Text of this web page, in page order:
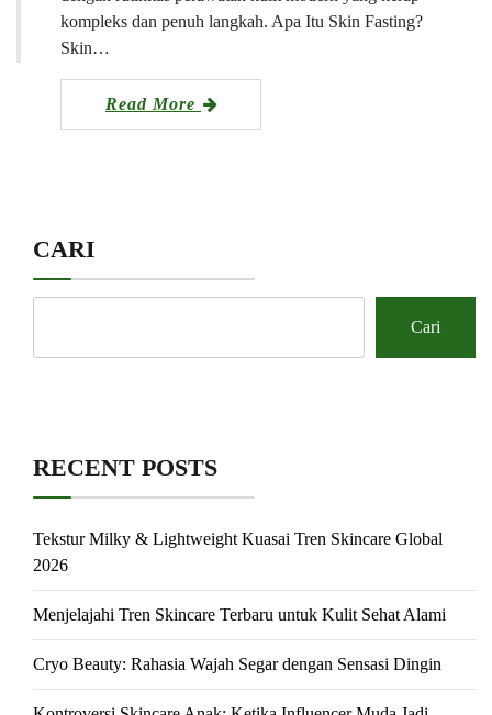
kompleks dan penuh langkah. Apa Itu Skin Fasting?
Skin…
Read More
CARI
Cari
RECENT POSTS
Tekstur Milky & Lightweight Kuasai Tren Skincare Global
2026
Menjelajahi Tren Skincare Terbaru untuk Kulit Sehat Alami
Cryo Beauty: Rahasia Wajah Segar dengan Sensasi Dingin